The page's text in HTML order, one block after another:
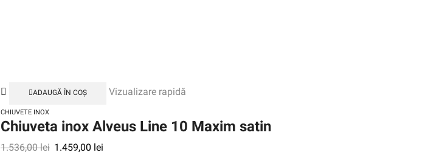
ADAUGĂ ÎN COȘ Vizualizare rapidă
CHIUVETE INOX
Chiuveta inox Alveus Line 10 Maxim satin
1.536,00lei 1.459,00 lei